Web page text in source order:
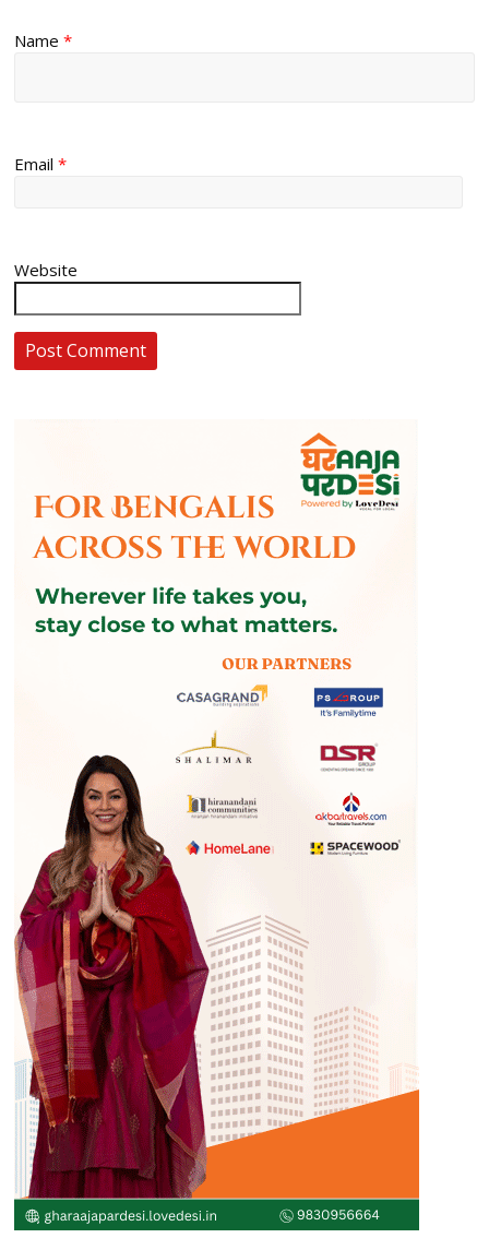
Name*
Email*
Website